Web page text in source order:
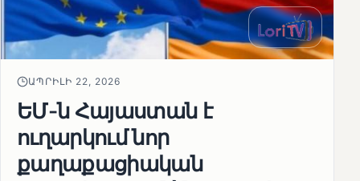
ԱՊՐԻԼԻ 22, 2026
ԵՄ-ն Հայաստան է
ուղարկում նոր
քաղաքացիական